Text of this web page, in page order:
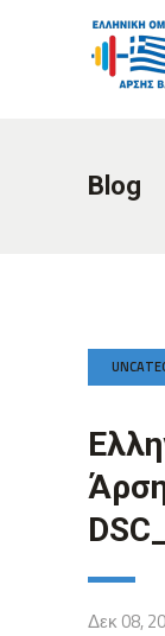
Blog
Δεκ 08,